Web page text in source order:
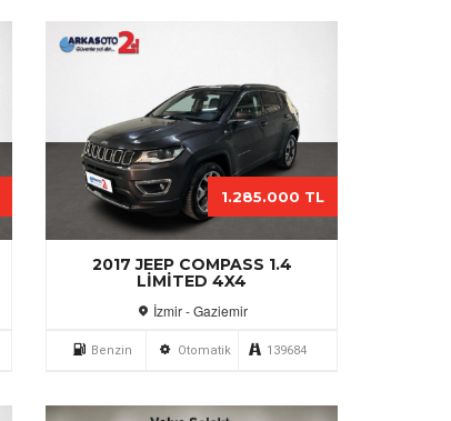
2017 JEEP COMPASS 1.4
LIMITED 4X4
İzmir - Gaziemir
1.285.000 TL
Benzin Otomatik 139684